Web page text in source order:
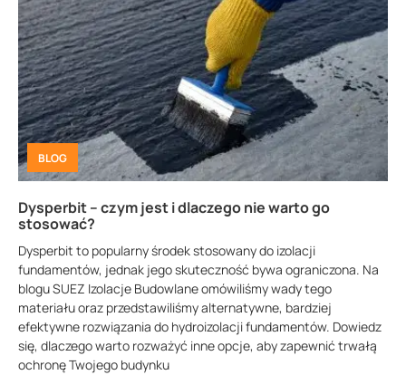
BLOG
Dysperbit – czym jest i dlaczego nie warto go
stosować?
Dysperbit to popularny środek stosowany do izolacji
fundamentów, jednak jego skuteczność bywa ograniczona. Na
blogu SUEZ Izolacje Budowlane omówiliśmy wady tego
materiału oraz przedstawiliśmy alternatywne, bardziej
efektywne rozwiązania do hydroizolacji fundamentów. Dowiedz
się, dlaczego warto rozważyć inne opcje, aby zapewnić trwałą
ochronę Twojego budynku